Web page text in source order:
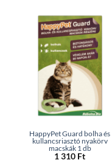
HappyPet Guard bolha és
kullancsriasztó nyakörv
macskák 1 db
1 310 Ft